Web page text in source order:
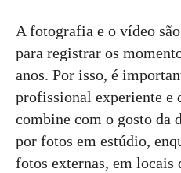
A fotografia e o vídeo
para registrar os
anos. Por isso, é
profissional experiente e
combine com o gosto da
por fotos em estúdio,
fotos externas, em locais